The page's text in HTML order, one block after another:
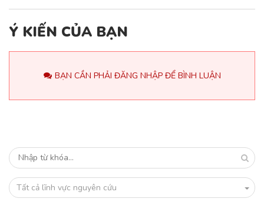
Ý KIẾN CỦA BẠN
BẠN CẦN PHẢI ĐĂNG NHẬP ĐỂ BÌNH LUẬN
Tất cả lĩnh vực nguyên cứu